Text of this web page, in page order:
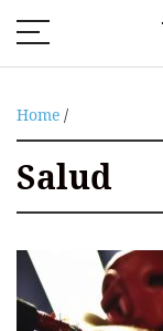
Home /
Salud